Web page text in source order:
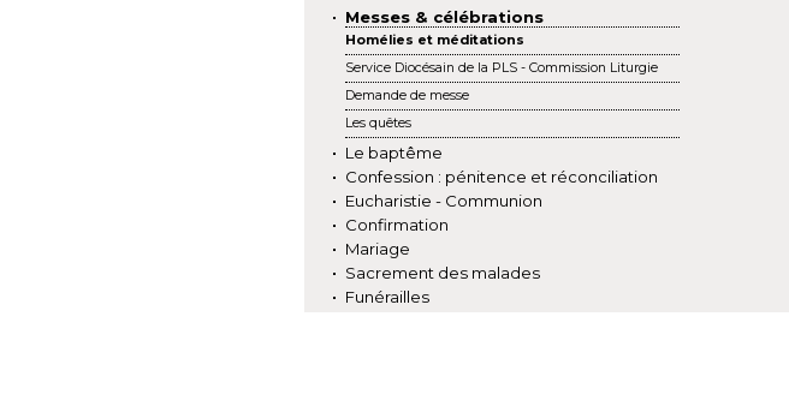
Messes & célébrations
Homélies et méditations
Service Diocésain de la PLS - Commission Liturgie
Demande de messe
Les quêtes
Le baptême
Confession : pénitence et réconciliation
Eucharistie - Communion
Confirmation
Mariage
Sacrement des malades
Funérailles